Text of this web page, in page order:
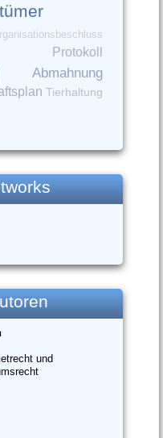
Protokoll
Abmahnung
Tierhaltung
und